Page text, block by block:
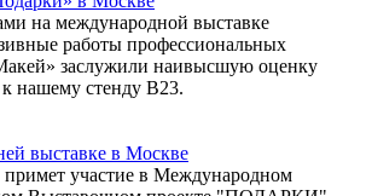
на международной выставке
работы профессиональных
заслужили наивысшую оценку
нашему стенду В23.
выставке в Москве
участие в Международном